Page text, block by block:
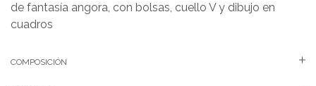
de fantasía angora, con bolsas, cuello V y dibujo en
cuadros
COMPOSICIÓN